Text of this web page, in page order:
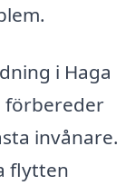
i Haga
förbereder
invånare.
flytten